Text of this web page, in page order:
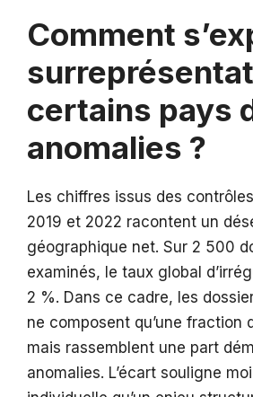
Comment
certains pays
anomalies ?
Les chiffres issus des
2019 et 2022 racontent un
géographique net. Sur 2 500
examinés, le taux global
2 %. Dans ce cadre, les
ne composent qu’une fraction
mais rassemblent une part
anomalies. L’écart souligne